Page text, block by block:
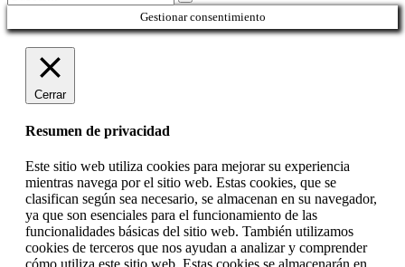
Gestionar consentimiento
Cerrar
Resumen de privacidad
Este sitio web utiliza cookies para mejorar su experiencia
mientras navega por el sitio web. Estas cookies, que se
clasifican según sea necesario, se almacenan en su navegador,
ya que son esenciales para el funcionamiento de las
funcionalidades básicas del sitio web. También utilizamos
cookies de terceros que nos ayudan a analizar y comprender